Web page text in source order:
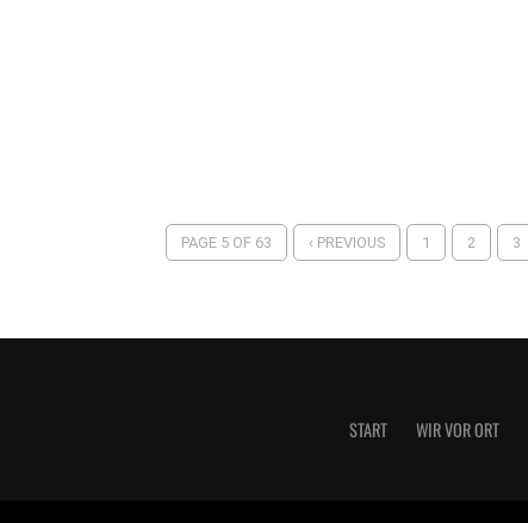
PAGE 5 OF 63 ‹ PREVIOUS 1 2 3
START WIR VOR ORT